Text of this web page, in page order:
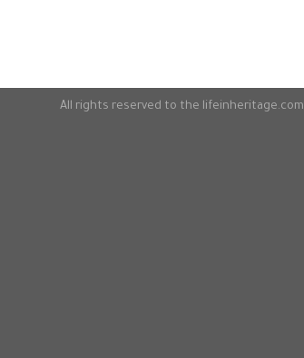
All rights reserved to the lifeinheritage.com